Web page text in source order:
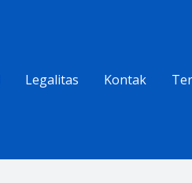
Legalitas Kontak